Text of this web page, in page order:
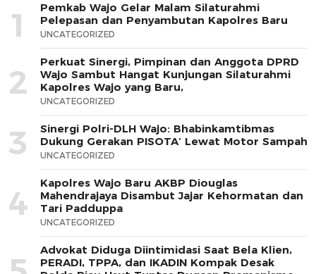
1
Pemkab Wajo Gelar Malam Silaturahmi
Pelepasan dan Penyambutan Kapolres Baru
UNCATEGORIZED
2
Perkuat Sinergi, Pimpinan dan Anggota DPRD
Wajo Sambut Hangat Kunjungan Silaturahmi
Kapolres Wajo yang Baru,
UNCATEGORIZED
3
Sinergi Polri-DLH Wajo: Bhabinkamtibmas
Dukung Gerakan PISOTA’ Lewat Motor Sampah
UNCATEGORIZED
4
Kapolres Wajo Baru AKBP Diouglas
Mahendrajaya Disambut Jajar Kehormatan dan
Tari Padduppa
UNCATEGORIZED
Advokat Diduga Diintimidasi Saat Bela Klien,
PERADI, TPPA, dan IKADIN Kompak Desak